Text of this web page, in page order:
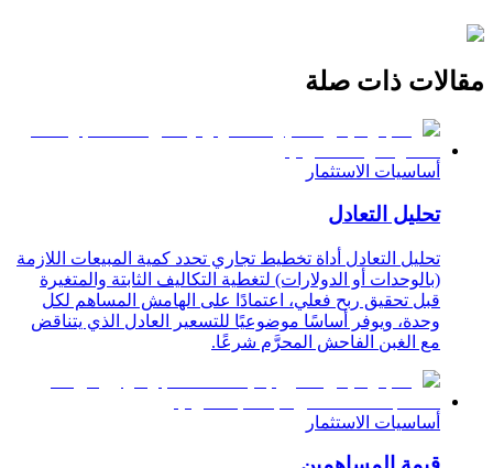
مقالات ذات صلة
أساسيات الاستثمار
تحليل التعادل
تحليل التعادل أداة تخطيط تجاري تحدد كمية المبيعات اللازمة
(بالوحدات أو الدولارات) لتغطية التكاليف الثابتة والمتغيرة
قبل تحقيق ربح فعلي، اعتمادًا على الهامش المساهم لكل
وحدة، ويوفر أساسًا موضوعيًا للتسعير العادل الذي يتناقض
مع الغبن الفاحش المحرَّم شرعًا.
أساسيات الاستثمار